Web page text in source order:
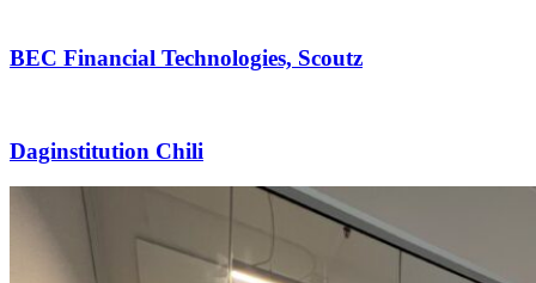
BEC Financial Technologies, Scoutz
Daginstitution Chili